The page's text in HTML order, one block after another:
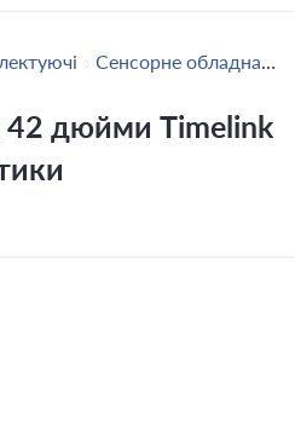
Сенсорне обладнання
42 дюйми Timelink